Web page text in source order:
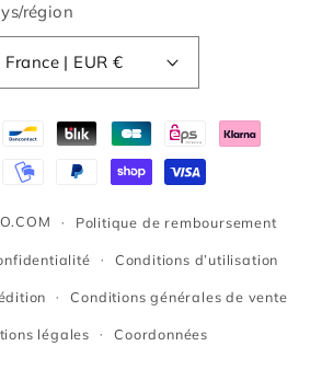
région
France | EUR €
Politique de remboursement
Conditions d’utilisation
Conditions générales de vente
légales Coordonnées